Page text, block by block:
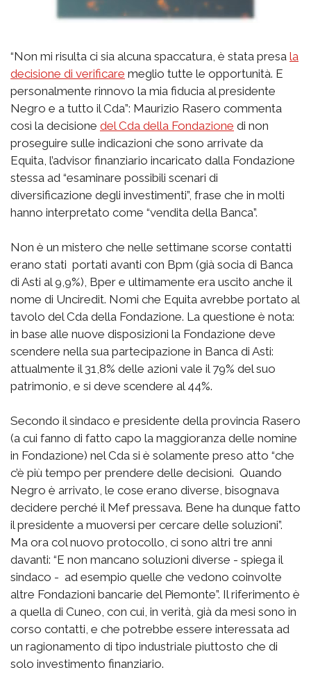
“Non mi risulta ci sia alcuna spaccatura, è stata presa la
decisione di verificare meglio tutte le opportunità. E
personalmente rinnovo la mia fiducia al presidente
Negro e a tutto il Cda”: Maurizio Rasero commenta
così la decisione del Cda della Fondazione di non
proseguire sulle indicazioni che sono arrivate da
Equita, l’advisor finanziario incaricato dalla Fondazione
stessa ad “esaminare possibili scenari di
diversificazione degli investimenti”, frase che in molti
hanno interpretato come “vendita della Banca”.
Non è un mistero che nelle settimane scorse contatti
erano stati portati avanti con Bpm (già socia di Banca
di Asti al 9,9%), Bper e ultimamente era uscito anche il
nome di Unciredit. Nomi che Equita avrebbe portato al
tavolo del Cda della Fondazione. La questione è nota:
in base alle nuove disposizioni la Fondazione deve
scendere nella sua partecipazione in Banca di Asti:
attualmente il 31,8% delle azioni vale il 79% del suo
patrimonio, e si deve scendere al 44%.
Secondo il sindaco e presidente della provincia Rasero
(a cui fanno di fatto capo la maggioranza delle nomine
in Fondazione) nel Cda si è solamente preso atto “che
c’è più tempo per prendere delle decisioni. Quando
Negro è arrivato, le cose erano diverse, bisognava
decidere perché il Mef pressava. Bene ha dunque fatto
il presidente a muoversi per cercare delle soluzioni”.
Ma ora col nuovo protocollo, ci sono altri tre anni
davanti: “E non mancano soluzioni diverse - spiega il
sindaco - ad esempio quelle che vedono coinvolte
altre Fondazioni bancarie del Piemonte”. Il riferimento è
a quella di Cuneo, con cui, in verità, già da mesi sono in
corso contatti, e che potrebbe essere interessata ad
un ragionamento di tipo industriale piuttosto che di
solo investimento finanziario.